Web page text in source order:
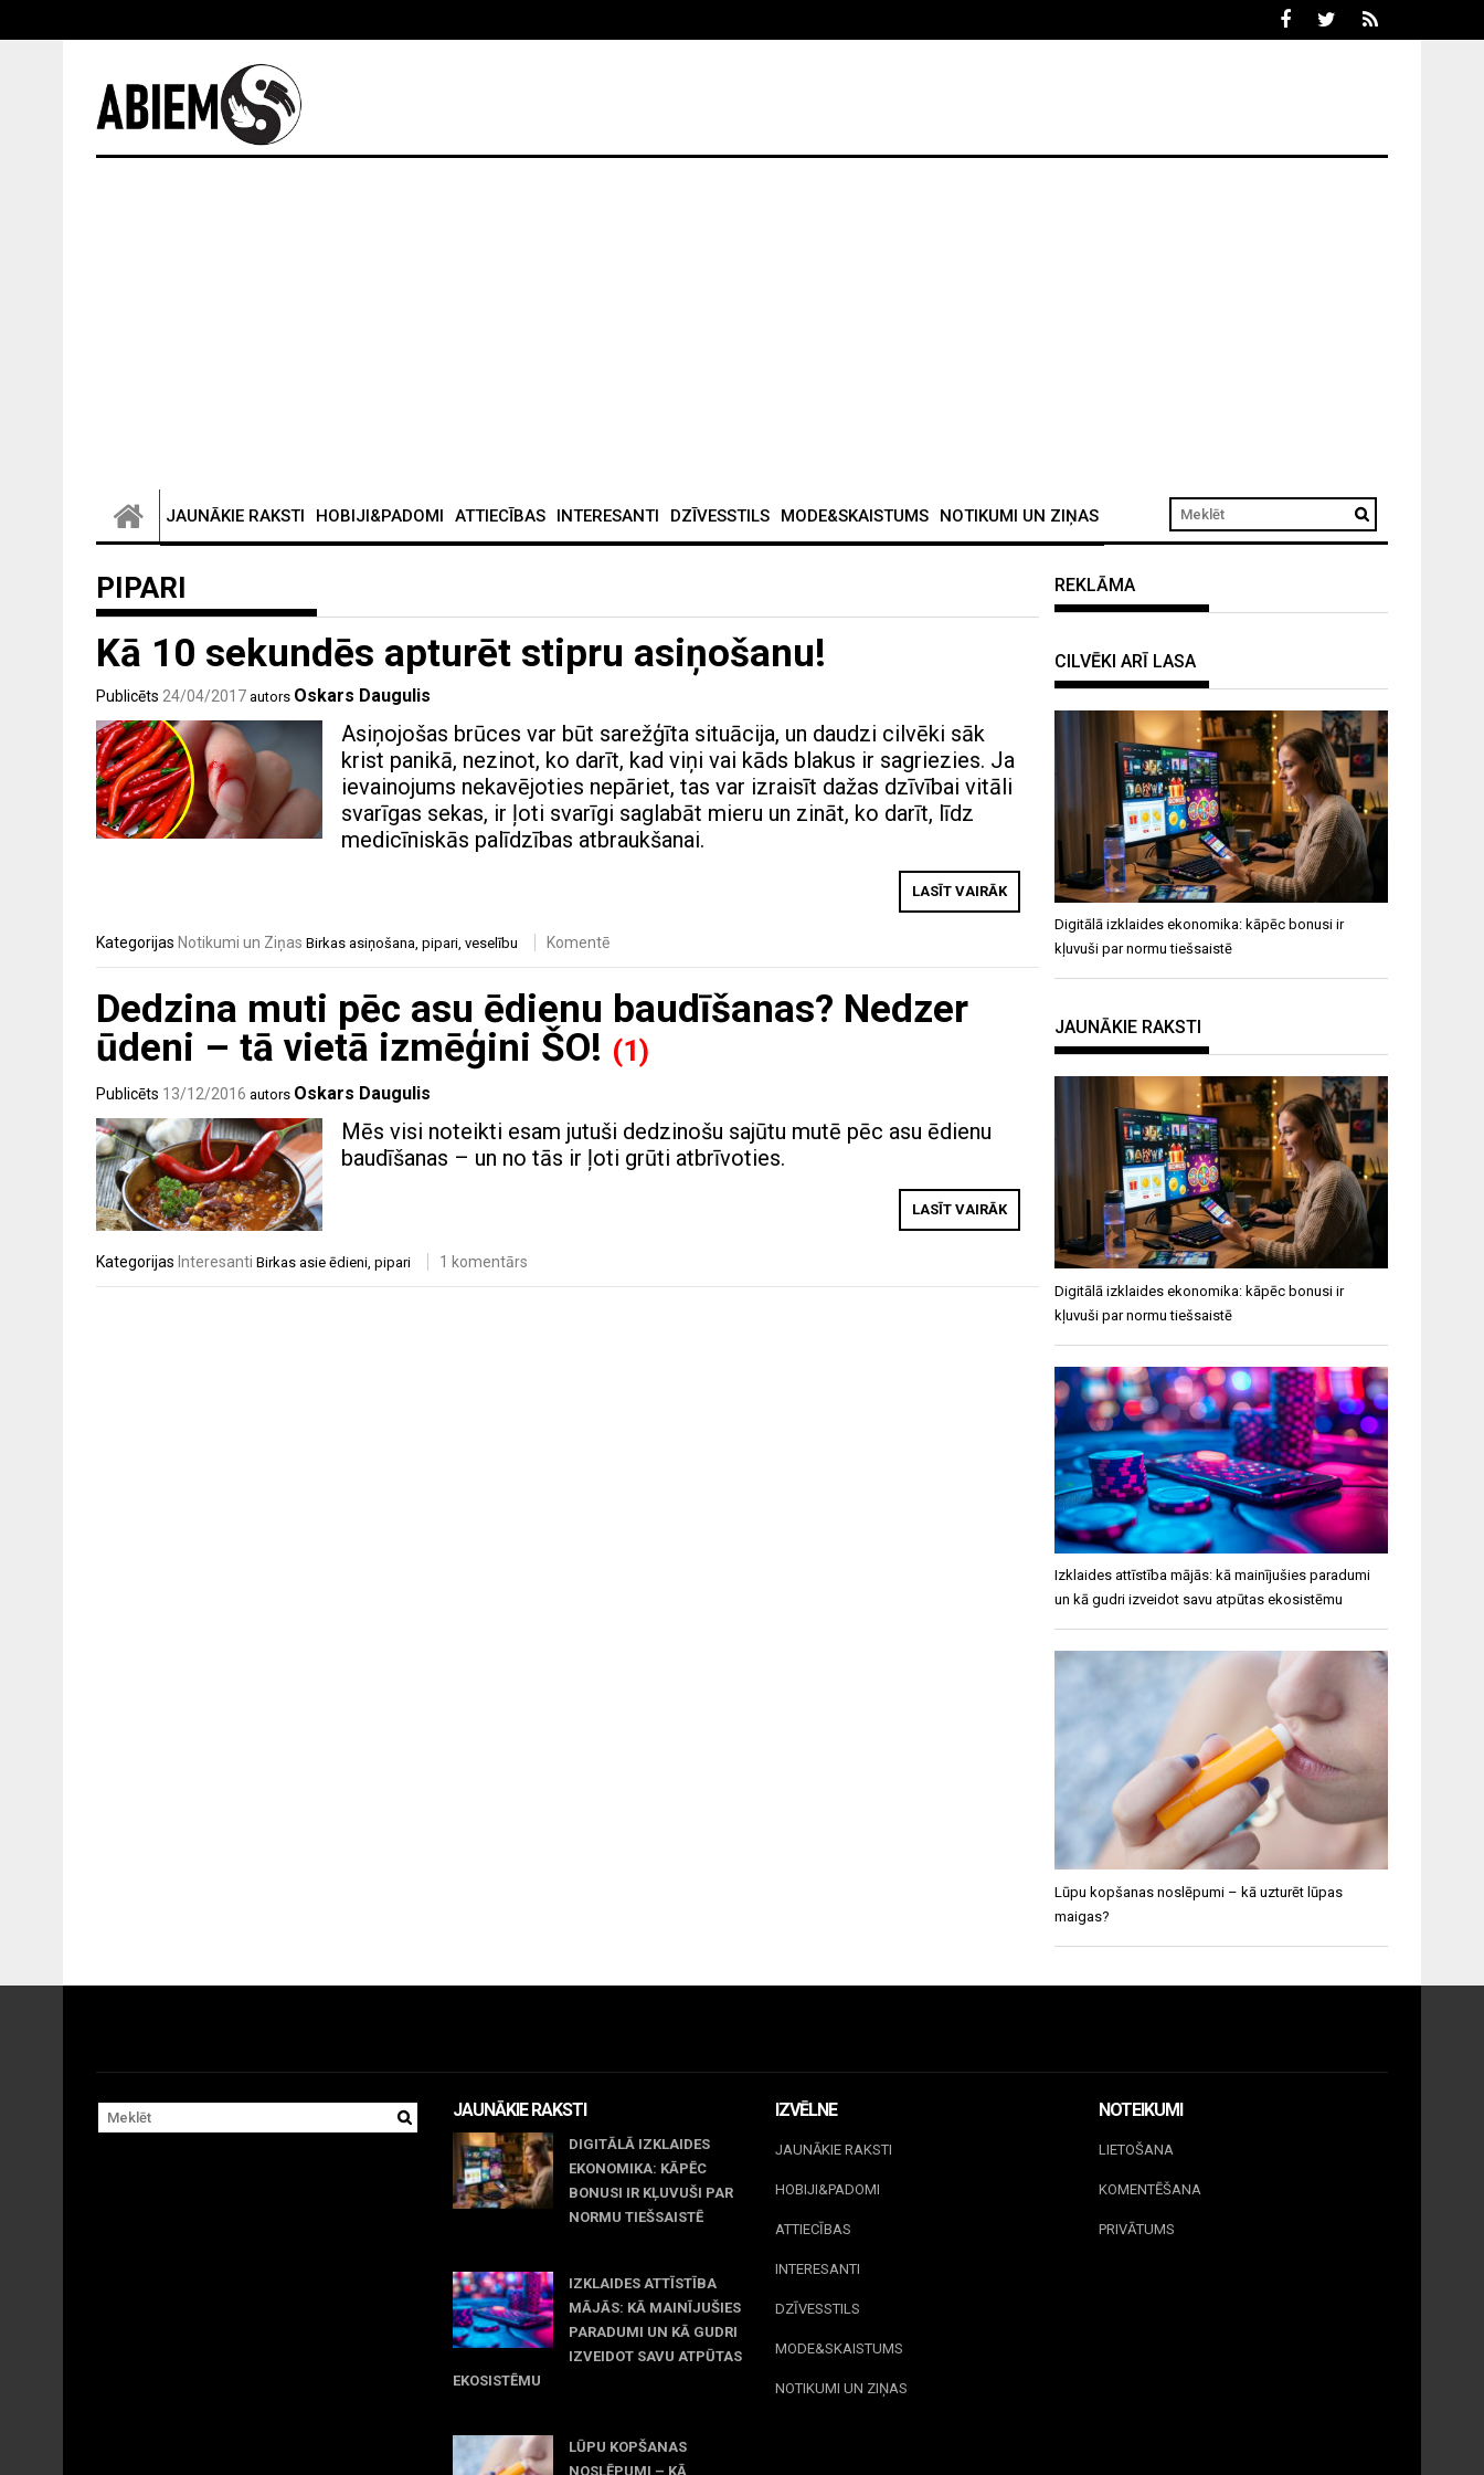
JAUNĀKIE RAKSTI HOBIJI&PADOMI ATTIECĪBAS INTERESANTI DZĪVESSTILS MODE&SKAISTUMS NOTIKUMI UN ZIŅAS
PIPARI
Kā 10 sekundēs apturēt stipru asiņošanu!
Publicēts 24/04/2017 autors Oskars Daugulis
Asiņojošas brūces var būt sarežģīta situācija, un daudzi cilvēki sāk
krist panikā, nezinot, ko darīt, kad viņi vai kāds blakus ir sagriezies. Ja
ievainojums nekavējoties nepāriet, tas var izraisīt dažas dzīvībai vitāli
svarīgas sekas, ir ļoti svarīgi saglabāt mieru un zināt, ko darīt, līdz
medicīniskās palīdzības atbraukšanai.
LASĪT VAIRĀK
Kategorijas Notikumi un Ziņas Birkas asiņošana, pipari, veselību Komentē
Dedzina muti pēc asu ēdienu baudīšanas? Nedzer
ūdeni – tā vietā izmēģini ŠO! (1)
Publicēts 13/12/2016 autors Oskars Daugulis
Mēs visi noteikti esam jutuši dedzinošu sajūtu mutē pēc asu ēdienu
baudīšanas – un no tās ir ļoti grūti atbrīvoties.
LASĪT VAIRĀK
Kategorijas Interesanti Birkas asie ēdieni, pipari 1 komentārs
REKLĀMA
CILVĒKI ARĪ LASA
Digitālā izklaides ekonomika: kāpēc bonusi ir
kļuvuši par normu tiešsaistē
JAUNĀKIE RAKSTI
Digitālā izklaides ekonomika: kāpēc bonusi ir
kļuvuši par normu tiešsaistē
Izklaides attīstība mājās: kā mainījušies paradumi
un kā gudri izveidot savu atpūtas ekosistēmu
Lūpu kopšanas noslēpumi – kā uzturēt lūpas
maigas?
JAUNĀKIE RAKSTI
DIGITĀLĀ IZKLAIDES
EKONOMIKA: KĀPĒC
BONUSI IR KĻUVUŠI PAR
NORMU TIEŠSAISTĒ
IZKLAIDES ATTĪSTĪBA
MĀJĀS: KĀ MAINĪJUŠIES
PARADUMI UN KĀ GUDRI
IZVEIDOT SAVU ATPŪTAS
EKOSISTĒMU
LŪPU KOPŠANAS
NOSLĒPUMI – KĀ
IZVĒLNE
JAUNĀKIE RAKSTI
HOBIJI&PADOMI
ATTIECĪBAS
INTERESANTI
DZĪVESSTILS
MODE&SKAISTUMS
NOTIKUMI UN ZIŅAS
NOTEIKUMI
LIETOŠANA
KOMENTĒŠANA
PRIVĀTUMS